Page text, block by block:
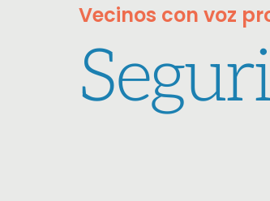
Vecinos con voz